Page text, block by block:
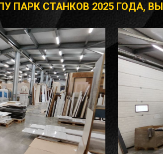
ПАРК СТАНКОВ 2025 ГОДА,